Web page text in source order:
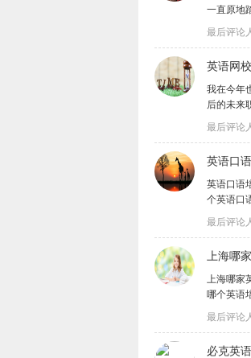
一直原地
最后评论
英语网
我在今年
后的未来
最后评论
英语口
英语口语
个英语口
最后评论
上海哪
上海哪家
哪个英语
最后评论
必克英